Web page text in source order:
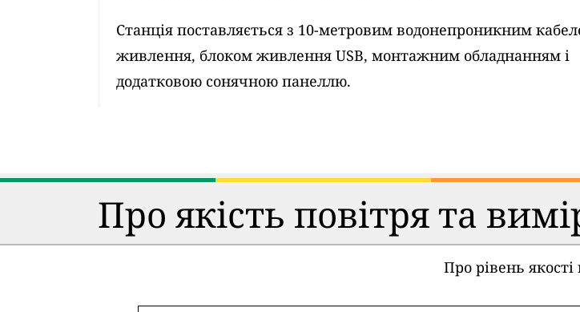
Станція поставляється з 10-метровим водонепроникним
живлення, блоком живлення USB, монтажним обладнанням і
додатковою сонячною панеллю.
Про якість повітря та
Про рівень якості